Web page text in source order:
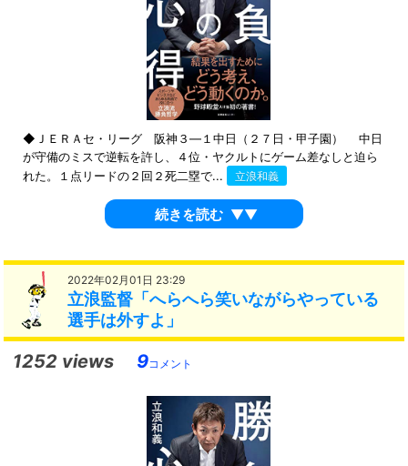
◆ＪＥＲＡセ・リーグ 阪神３―１中日（２７日・甲子園） 中日
が守備のミスで逆転を許し、４位・ヤクルトにゲーム差なしと迫ら
れた。１点リードの２回２死二塁で...
立浪和義
続きを読む ▼▼
2022年02月01日 23:29
立浪監督「へらへら笑いながらやっている
選手は外すよ」
1252 views 9コメント